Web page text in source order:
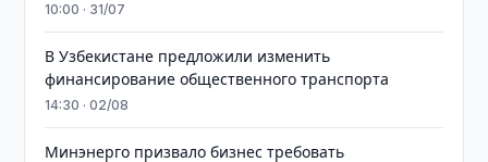
10:00 · 31/07
В Узбекистане предложили изменить
финансирование общественного транспорта
14:30 · 02/08
Минэнерго призвало бизнес требовать